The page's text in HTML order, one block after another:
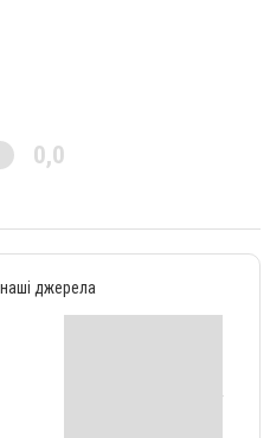
0,0
наші джерела